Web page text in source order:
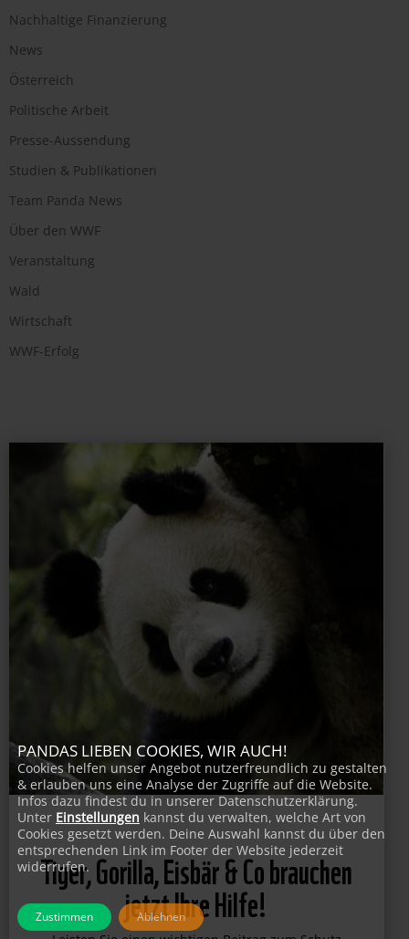
Nachhaltige Finanzierung
News
Österreich
Politische Arbeit
Presse-Aussendung
Studien & Publikationen
Team Panda News
Über den WWF
Veranstaltung
Wald
Wirtschaft
WWF-Erfolg
Tiger, Gorilla, Eisbär & Co brauchen
jetzt Ihre Hilfe!
PANDAS LIEBEN COOKIES, WIR AUCH!
Cookies helfen unser Angebot nutzerfreundlich zu gestalten
& erlauben uns eine Analyse der Zugriffe auf die Website.
Infos dazu findest du in unserer Datenschutzerklärung.
Unter Einstellungen kannst du verwalten, welche Art von
Cookies gesetzt werden. Deine Auswahl kannst du über den
entsprechenden Link im Footer der Website jederzeit
widerrufen.
Zustimmen Ablehnen